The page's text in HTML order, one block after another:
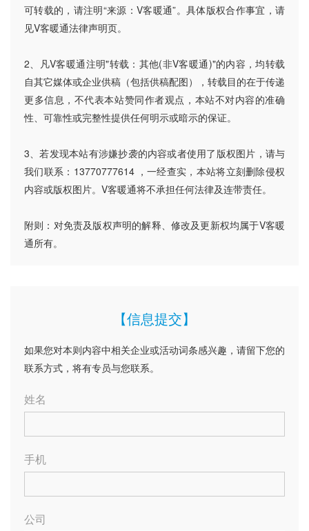
可转载的，请注明“来源：V客暖通”。具体版权合作事宜，请
见V客暖通法律声明页。
2、凡V客暖通注明"转载：其他(非V客暖通)"的内容，均转载
自其它媒体或企业供稿（包括供稿配图），转载目的在于传递
更多信息，不代表本站赞同作者观点，本站不对内容的准确
性、可靠性或完整性提供任何明示或暗示的保证。
3、若发现本站有涉嫌抄袭的内容或者使用了版权图片，请与
我们联系：13770777614 ，一经查实，本站将立刻删除侵权
内容或版权图片。V客暖通将不承担任何法律及连带责任。
附则：对免责及版权声明的解释、修改及更新权均属于V客暖
通所有。